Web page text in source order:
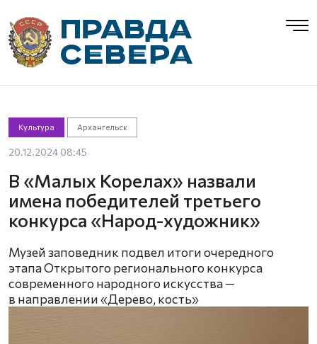
Культура Архангельск
20.12.2024 08:45
В «Малых Корелах» назвали
имена победителей третьего
конкурса «Народ-художник»
Музей заповедник подвел итоги очередного
этапа Открытого регионального конкурса
современного народного искусства —
в направлении «Дерево, кость»